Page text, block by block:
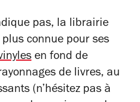
pas, la librairie
connue pour ses
en fond de
de livres, au
(n’hésitez pas à